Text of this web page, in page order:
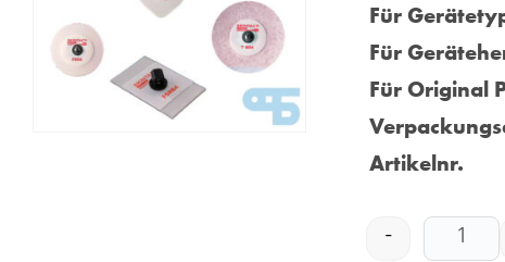
Für
Für
Für Original
Artikelnr.
-